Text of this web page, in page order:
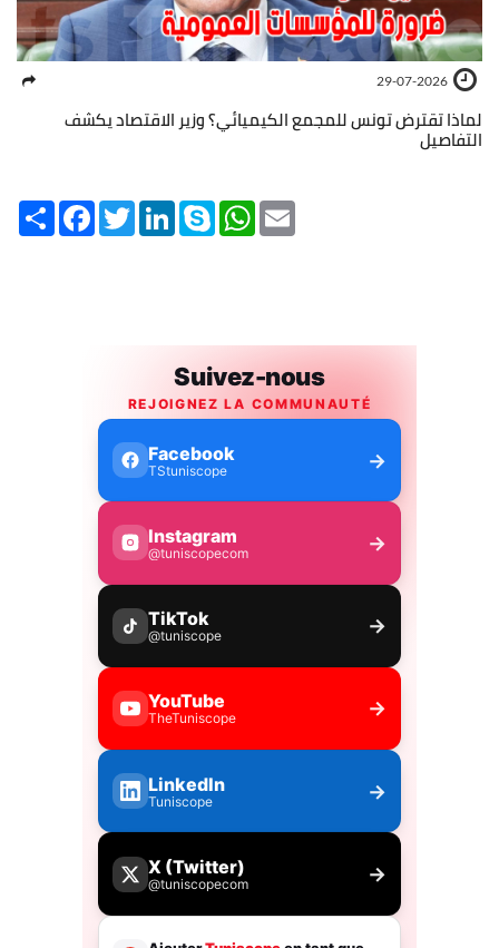
29-07-2026
لماذا تقترض تونس للمجمع الكيميائي؟ وزير الاقتصاد يكشف
التفاصيل
Share FacebookTwitterLinkedInSkype WhatsApp